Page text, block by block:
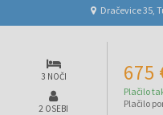
Dračevice 35,
3 NOČI
2 OSEBI
675
Plačilo
Plačilo